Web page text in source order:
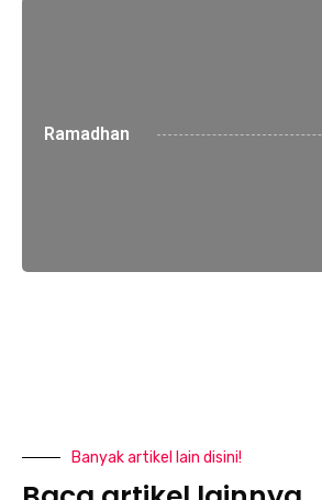
Ramadhan
Banyak artikel lain disini!